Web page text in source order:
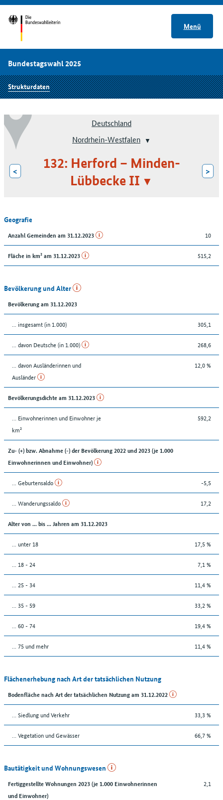
Menü
Bundestagswahl 2025
Strukturdaten
Deutschland
Nordrhein-Westfalen
<
132: Herford – Minden-
Lübbecke II
>
Geografie
Anzahl Gemeinden am 31.12.2023 10
Fläche in km² am 31.12.2023 515,2
Bevölkerung und Alter
Bevölkerung am 31.12.2023
... insgesamt (in 1.000) 305,1
... davon Deutsche (in 1.000) 268,6
... davon Ausländerinnen und
Ausländer
12,0 %
Bevölkerungsdichte am 31.12.2023
… Einwohnerinnen und Einwohner je
km²
592,2
Zu- (+) bzw. Abnahme (-) der Bevölkerung 2022 und 2023 (je 1.000
Einwohnerinnen und Einwohner)
... Geburtensaldo -5,5
... Wanderungssaldo 17,2
Alter von ... bis ... Jahren am 31.12.2023
... unter 18 17,5 %
... 18 - 24 7,1 %
... 25 - 34 11,4 %
... 35 - 59 33,2 %
... 60 - 74 19,4 %
... 75 und mehr 11,4 %
Flächenerhebung nach Art der tatsächlichen Nutzung
Bodenfläche nach Art der tatsächlichen Nutzung am 31.12.2022
… Siedlung und Verkehr 33,3 %
… Vegetation und Gewässer 66,7 %
Bautätigkeit und Wohnungswesen
Fertiggestellte Wohnungen 2023 (je 1.000 Einwohnerinnen
und Einwohner)
2,1